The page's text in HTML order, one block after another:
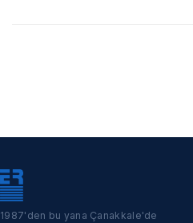
1987'den bu yana Çanakkale'de